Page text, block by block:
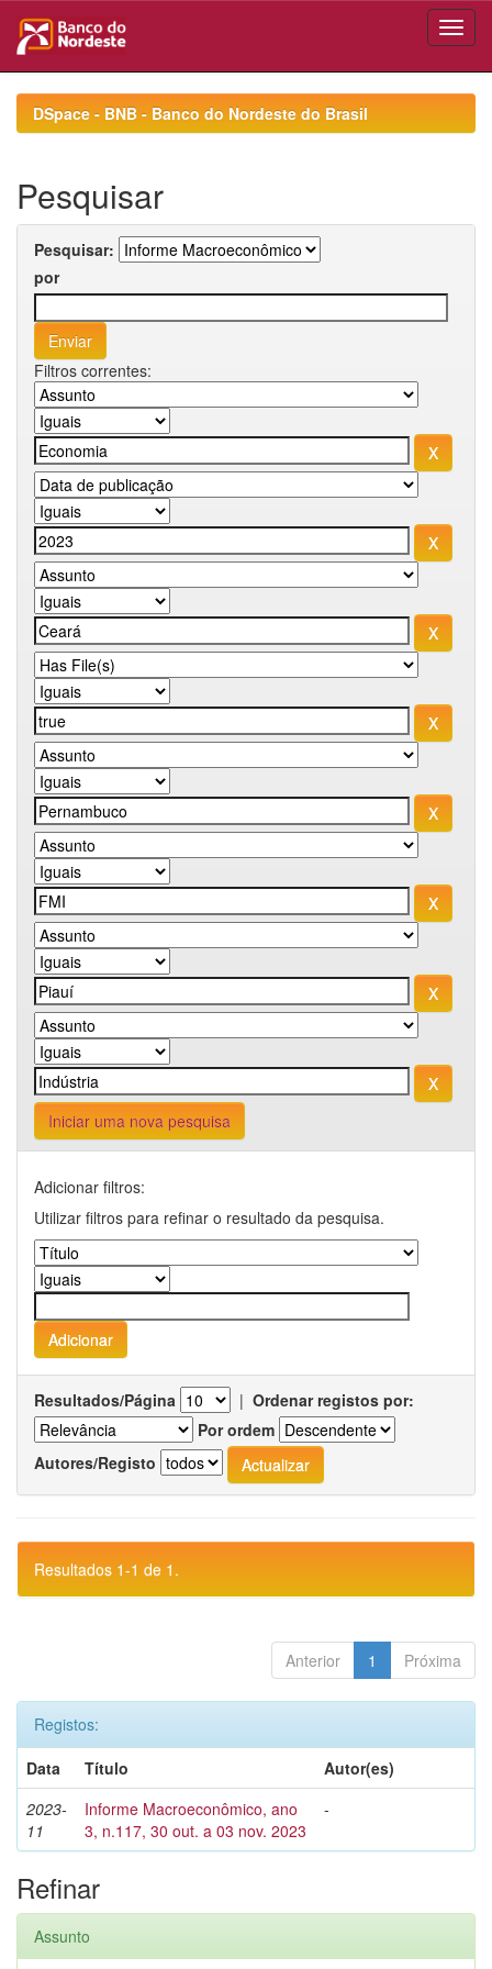
navigationDSpace - BNB - Banco do Nordeste do Brasil
Pesquisar
Pesquisar:
por
Filtros correntes:
Iniciar uma nova pesquisa
Adicionar filtros:
Utilizar filtros para refinar o resultado da pesquisa.
Resultados/Página | Ordenar registos por:
Por ordem
Autores/Registo
Resultados 1-1 de 1.
Anterior 1 Próxima
Registos:
Data
Título
Autor(es)
2023-
11
Informe Macroeconômico, ano
3, n.117, 30 out. a 03 nov. 2023
-
Refinar
Assunto